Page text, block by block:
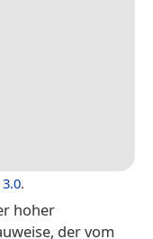
3.0.
hoher
der vom